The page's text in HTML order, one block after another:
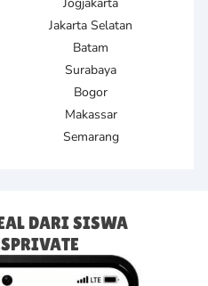
Jogjakarta
Jakarta Selatan
Batam
Surabaya
Bogor
Makassar
Semarang
DARI SISWA